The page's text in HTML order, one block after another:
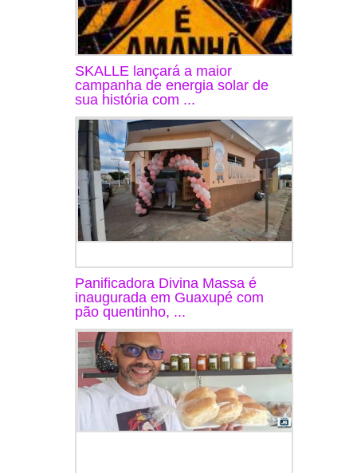
SKALLE lançará a maior
campanha de energia solar de
sua história com ...
Panificadora Divina Massa é
inaugurada em Guaxupé com
pão quentinho, ...